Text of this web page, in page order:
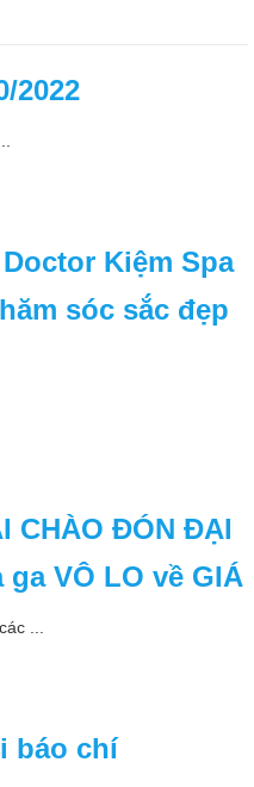
2022
Kiệm Spa
sóc sắc đẹp
CHÀO ĐÓN ĐẠI
ga VÔ LO về GIÁ
...
báo chí